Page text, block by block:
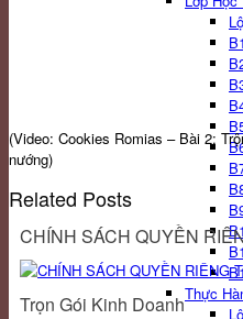
Thực
(Video: Cookies Romias – Bài 2:
nướng)
Related Posts
CHÍNH SÁCH QUYỀN
Trọn Gói Kinh Doanh